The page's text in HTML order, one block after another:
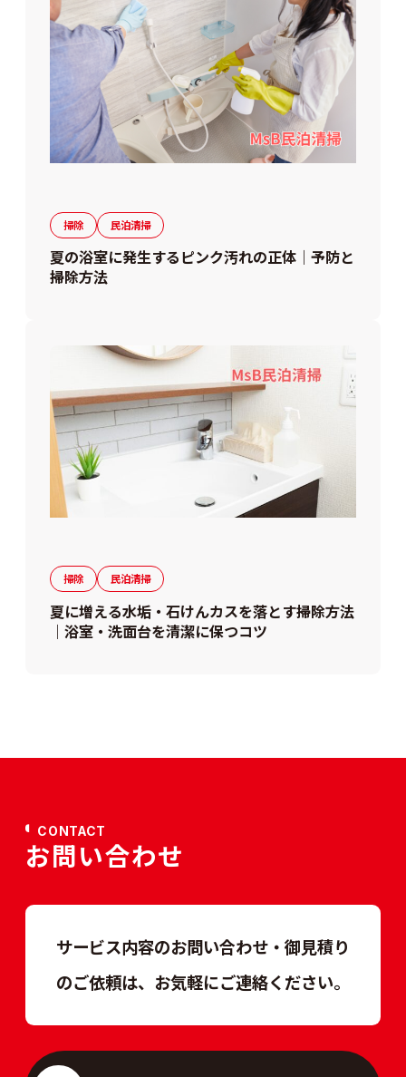
掃除 民泊清掃
夏の浴室に発生するピンク汚れの正体｜予防と
掃除方法
掃除 民泊清掃
夏に増える水垢・石けんカスを落とす掃除方法
｜浴室・洗面台を清潔に保つコツ
お問い合わせ
CONTACT
サービス内容のお問い合わせ・御見積り
のご依頼は、 お気軽にご連絡ください。